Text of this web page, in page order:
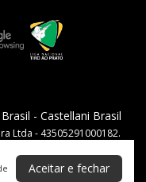
Aceitar e fechar
- Castellani Brasil
Ltda - 43505291000182.